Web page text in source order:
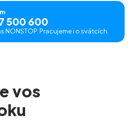
500 600
NONSTOP. Pracujeme i o svátcích.
vos